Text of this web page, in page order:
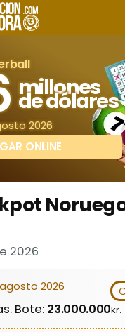
millones
de dólares
2026
ONLINE
2026
2026
Bote: 23.000.000kr.